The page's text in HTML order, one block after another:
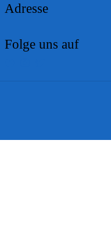
Adresse
Folge uns auf